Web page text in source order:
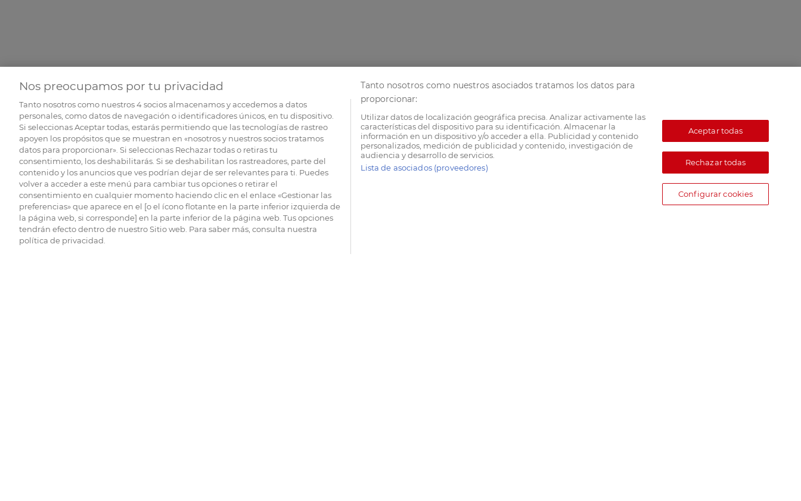
Nos preocupamos por tu privacidad
Tanto nosotros como nuestros4socios almacenamos y accedemos a datos
personales, como datos de navegación o identificadores únicos, en tu dispositivo.
Si seleccionas Aceptar todas, estarás permitiendo que las tecnologías de rastreo
apoyen los propósitos que se muestran en «nosotros y nuestros socios tratamos
datos para proporcionar». Si seleccionas Rechazar todas o retiras tu
consentimiento, los deshabilitarás. Si se deshabilitan los rastreadores, parte del
contenido y los anuncios que ves podrían dejar de ser relevantes para ti. Puedes
volver a acceder a este menú para cambiar tus opciones o retirar el
consentimiento en cualquier momento haciendo clic en el enlace «Gestionar las
preferencias» que aparece en el [o el ícono flotante en la parte inferior izquierda de
la página web, si corresponde] en la parte inferior de la página web. Tus opciones
tendrán efecto dentro de nuestro Sitio web. Para saber más, consulta nuestra
política de privacidad.
Tanto nosotros como nuestros asociados tratamos los datos para
proporcionar:
Utilizar datos de localización geográfica precisa. Analizar activamente las
características del dispositivo para su identificación. Almacenar la
información en un dispositivo y/o acceder a ella. Publicidad y contenido
personalizados, medición de publicidad y contenido, investigación de
audiencia y desarrollo de servicios.
Lista de asociados (proveedores)
Aceptar todas
Rechazar todas
Configurar cookies